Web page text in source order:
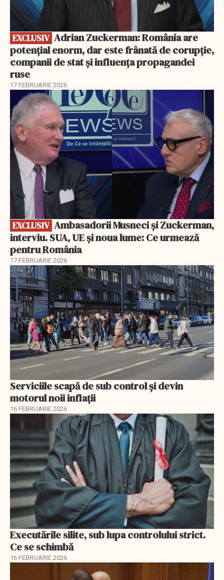
EXCLUSIV
potențial enorm, dar este frânată de corupție,
companii de stat și influența propagandei
ruse
17 FEBRUARIE 2026
EXCLUSIV
EXCLUSIV
interviu. SUA, UE și noua lume: Ce urmează
pentru România
17 FEBRUARIE 2026
Serviciile scapă de sub control și devin
motorul noii inflații
16 FEBRUARIE 2026
Executările silite, sub lupa controlului strict.
Ce se schimbă
16 FEBRUARIE 2026